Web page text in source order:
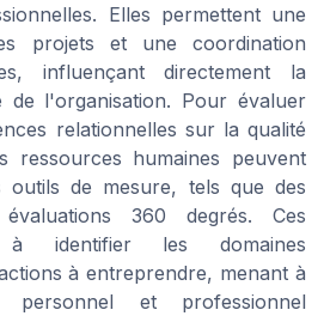
Elles permettent une
projets et une coordination
influençant directement la
de l'organisation. Pour évaluer
relationnelles sur la qualité
ressources humaines peuvent
outils de mesure, tels que des
360 degrés. Ces
à identifier les domaines
à entreprendre, menant à
personnel et professionnel